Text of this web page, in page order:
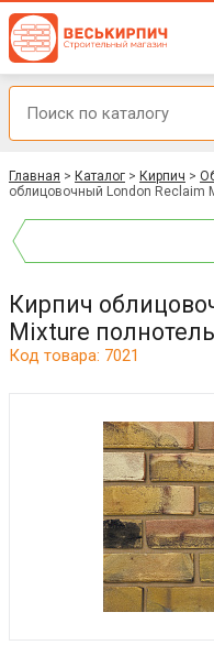
Главная > Каталог > Кирпич >
облицовочный London Reclaim
Кирпич
Mixture
Код товара: 7021